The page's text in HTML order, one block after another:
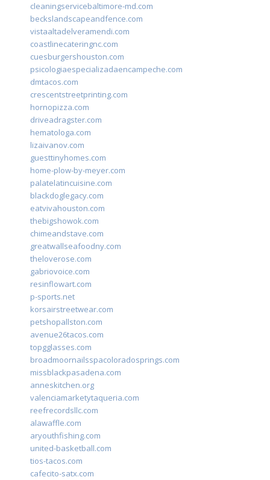
cleaningservicebaltimore-md.com
beckslandscapeandfence.com
vistaaltadelveramendi.com
coastlinecateringnc.com
cuesburgershouston.com
psicologiaespecializadaencampeche.com
dmtacos.com
crescentstreetprinting.com
hornopizza.com
driveadragster.com
hematologa.com
lizaivanov.com
guesttinyhomes.com
home-plow-by-meyer.com
palatelatincuisine.com
blackdoglegacy.com
eatvivahouston.com
thebigshowok.com
chimeandstave.com
greatwallseafoodny.com
theloverose.com
gabriovoice.com
resinflowart.com
p-sports.net
korsairstreetwear.com
petshopallston.com
avenue26tacos.com
topgglasses.com
broadmoornailsspacoloradosprings.com
missblackpasadena.com
anneskitchen.org
valenciamarketytaqueria.com
reefrecordsllc.com
alawaffle.com
aryouthfishing.com
united-basketball.com
tios-tacos.com
cafecito-satx.com